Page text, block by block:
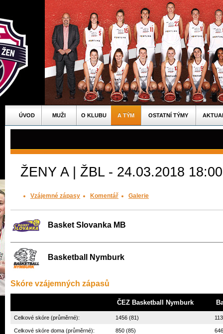
ÚVOD MUŽI O KLUBU A TÝM OSTATNÍ TÝMY
ŽENY A | ŽBL - 24.03.2018 18:00
Vzájemné zápasy Komentář Galerie
Basket Slovanka MB
Basketball Nymburk
Skóre vzájemných zápasů
ČEZ Basketball Nymburk
Celkové skóre (průměrné): 1456 (81)
Celkové skóre doma (průměrné): 850 (85)